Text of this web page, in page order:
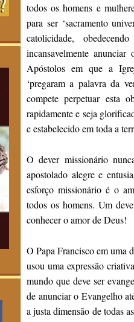
todos os homens e
para ser ‘sacramento
catolicidade,
incansavelmente
Apóstolos em que a
‘pregaram a palavra da
compete perpetuar esta
rapidamente e seja
e estabelecido em toda a
O dever missionário
apostolado alegre e
esforço missionário é o
todos os homens. Um
conhecer o amor de Deus!
O Papa Francisco em uma
usou uma expressão
mundo que deve ser
de anunciar o Evangelho
a justa dimensão de todas